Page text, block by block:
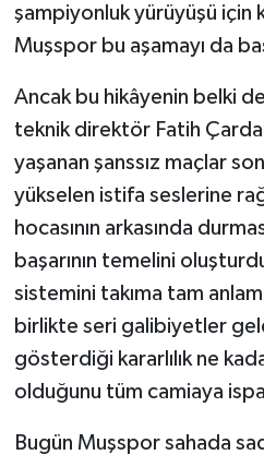
şampiyonluk yürüyüşü için
Muşspor bu aşamayı da
Ancak bu hikâyenin belki
teknik direktör Fatih
yaşanan şanssız maçlar
yükselen istifa seslerine
hocasının arkasında
başarının temelini
sistemini takıma tam
birlikte seri galibiyetler
gösterdiği kararlılık ne
olduğunu tüm camiaya
Bugün Muşspor sahada